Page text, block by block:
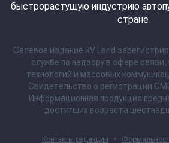
быстрорастущую индустрию
стране.
Сетевое издание RV Land
службе по надзору в сфере
технологий и массовых
Свидетельство о регистрации
Информационная продукция
достигших возраста
Контакты редакции •